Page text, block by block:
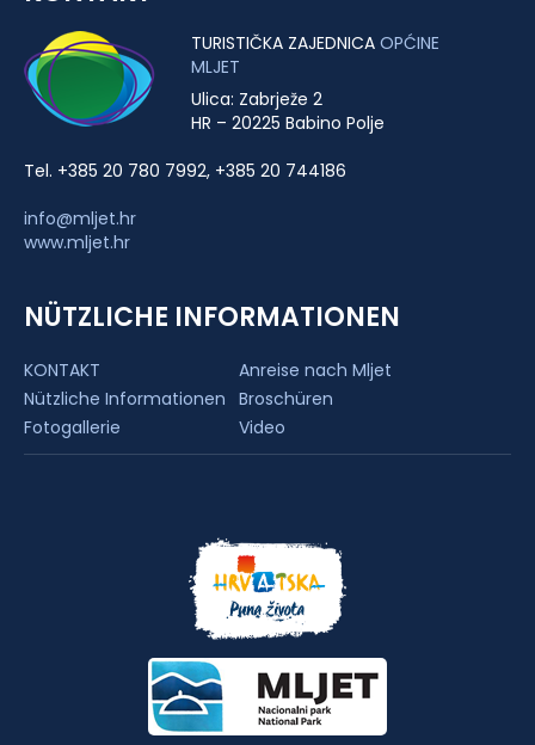
TURISTIČKA ZAJEDNICA OPĆINE
MLJET
Ulica: Zabrježe 2
HR – 20225 Babino Polje
Tel. +385 20 780 7992, +385 20 744186
info@mljet.hr
www.mljet.hr
NÜTZLICHE INFORMATIONEN
KONTAKT
Anreise nach Mljet
Nützliche Informationen Broschüren
Fotogallerie
Video